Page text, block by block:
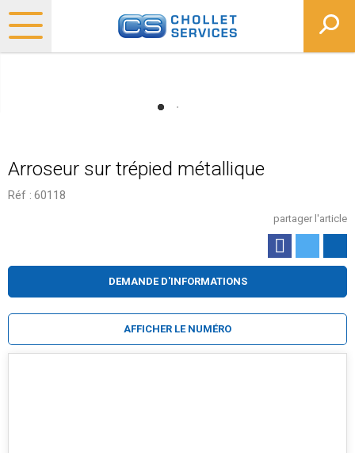
Arroseur sur trépied métallique
Réf : 60118
partager l'article
DEMANDE D'INFORMATIONS
AFFICHER LE NUMÉRO